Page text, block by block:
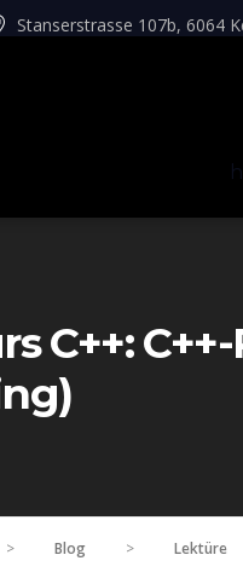
Stanserstrasse 107b, 6064
C++:
> Blog > Lektüre